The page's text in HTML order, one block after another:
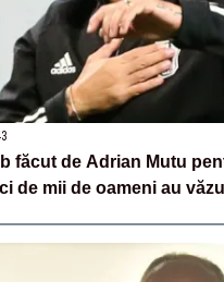
făcut de Adrian Mutu
de mii de oameni au